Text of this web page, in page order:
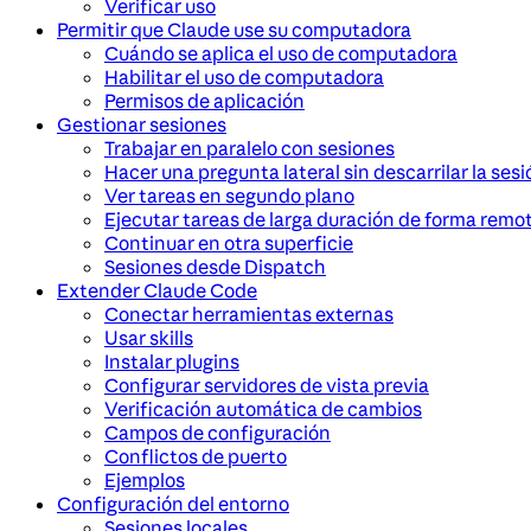
Verificar uso
Permitir que Claude use su computadora
Cuándo se aplica el uso de computadora
Habilitar el uso de computadora
Permisos de aplicación
Gestionar sesiones
Trabajar en paralelo con sesiones
Hacer una pregunta lateral sin descarrilar la
Ver tareas en segundo plano
Ejecutar tareas de larga duración de forma
Continuar en otra superficie
Sesiones desde Dispatch
Extender Claude Code
Conectar herramientas externas
Usar skills
Instalar plugins
Configurar servidores de vista previa
Verificación automática de cambios
Campos de configuración
Conflictos de puerto
Ejemplos
Configuración del entorno